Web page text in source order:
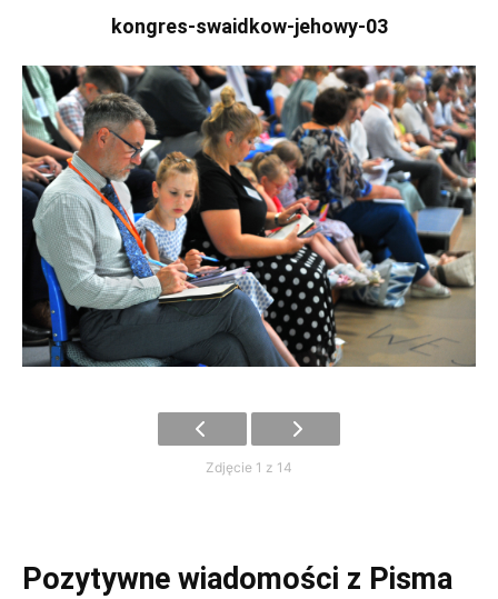
kongres-swaidkow-jehowy-03
Zdjęcie 1 z 14
Pozytywne wiadomości z Pisma